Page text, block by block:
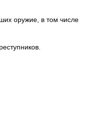
оружие, в том числе